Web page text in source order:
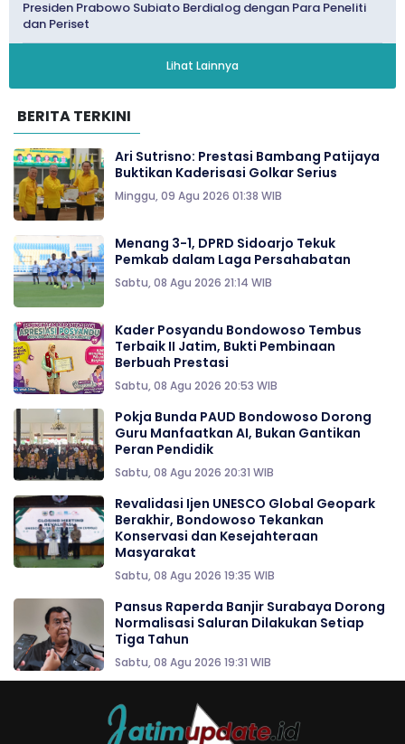
Presiden Prabowo Subiato Berdialog dengan Para Peneliti
dan Periset
Lihat Lainnya
BERITA TERKINI
Ari Sutrisno: Prestasi Bambang Patijaya
Buktikan Kaderisasi Golkar Serius
Minggu, 09 Agu 2026 01:38 WIB
Menang 3-1, DPRD Sidoarjo Tekuk
Pemkab dalam Laga Persahabatan
Sabtu, 08 Agu 2026 21:14 WIB
Kader Posyandu Bondowoso Tembus
Terbaik II Jatim, Bukti Pembinaan
Berbuah Prestasi
Sabtu, 08 Agu 2026 20:53 WIB
Pokja Bunda PAUD Bondowoso Dorong
Guru Manfaatkan AI, Bukan Gantikan
Peran Pendidik
Sabtu, 08 Agu 2026 20:31 WIB
Revalidasi Ijen UNESCO Global Geopark
Berakhir, Bondowoso Tekankan
Konservasi dan Kesejahteraan
Masyarakat
Sabtu, 08 Agu 2026 19:35 WIB
Pansus Raperda Banjir Surabaya Dorong
Normalisasi Saluran Dilakukan Setiap
Tiga Tahun
Sabtu, 08 Agu 2026 19:31 WIB